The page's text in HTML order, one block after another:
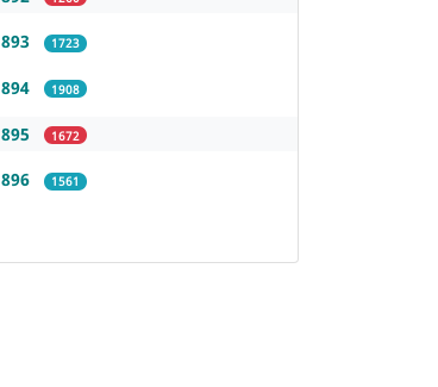
1723
1908
1672
1561